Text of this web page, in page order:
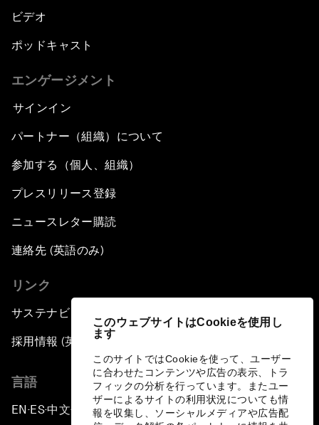
このウェブサイトはCookieを使用し
ます
このサイトではCookieを使って、ユーザー
に合わせたコンテンツや広告の表示、トラ
フィックの分析を行っています。またユー
ザーによるサイトの利用状況についても情
報を収集し、ソーシャルメディアや広告配
ビデオ
ポッドキャスト
エンゲージメント
サインイン
パートナー（組織）について
参加する（個人、組織）
プレスリリース登録
ニュースレター購読
連絡先 (英語のみ)
リンク
サステナビリティへの取り組み
採用情報 (英語のみ)
言語
EN ▪ES▪中文▪ 日本語